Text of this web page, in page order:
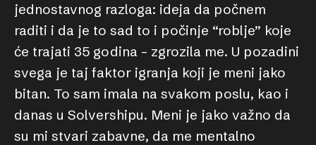
jednostavnog razloga: ideja da počnem
raditi i da je to sad to i počinje “roblje” koje
će trajati 35 godina – zgrozila me. U pozadini
svega je taj faktor igranja koji je meni jako
bitan. To sam imala na svakom poslu, kao i
danas u Solvershipu. Meni je jako važno da
su mi stvari zabavne, da me mentalno